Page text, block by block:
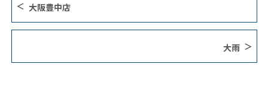
大阪豊中店
大雨